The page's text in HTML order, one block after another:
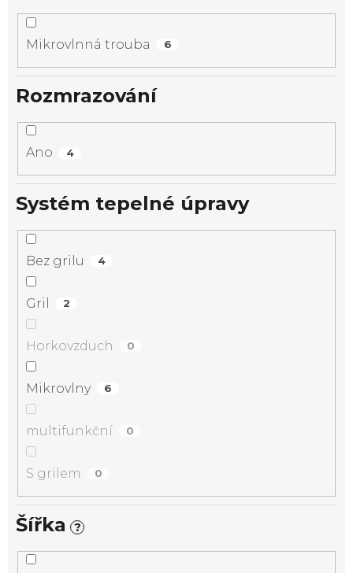
Mikrovlnná trouba 6
Rozmrazování
Ano 4
Systém tepelné úpravy
Bez grilu 4
Gril 2
Horkovzduch 0
Mikrovlny 6
multifunkční 0
S grilem 0
Šířka ?